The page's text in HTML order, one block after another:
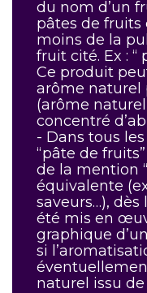
du nom d’un
pâtes de fruits
moins de la
fruit cité. Ex : “
Ce produit
arôme naturel
(arôme
concentré
- Dans tous
“pâte de
de la mention
équivalente
saveurs…),
été mis en
graphique
si
naturel issu